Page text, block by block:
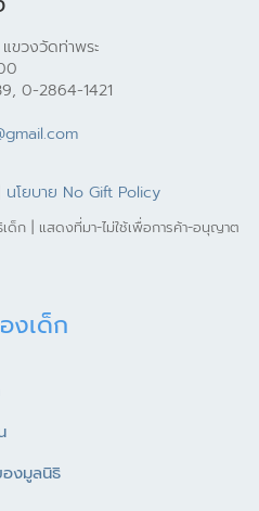
ขวงวัดท่าพระ
0-2864-1421
นโยบาย No Gift Policy
| แสดงที่มา-ไม่ใช้เพื่อการค้า-อนุญาต
งเด็ก
งมูลนิธิ